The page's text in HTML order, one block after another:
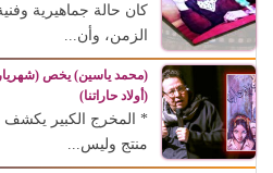
كان حالة جماهيرية
الزمن، وأن...
(محمد ياسين) يخص
(أولاد حاراتنا)
* المخرج الكبير
منتج وليس...